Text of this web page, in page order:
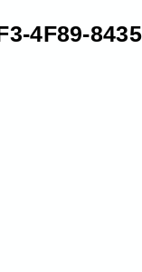
4F89-